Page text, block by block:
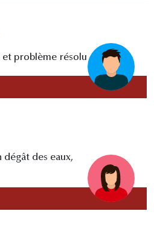
et problème résolu
dégât des eaux,